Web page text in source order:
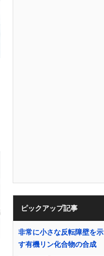
ピックアップ記事
非常に小さな反転障壁を示
す有機リン化合物の合成